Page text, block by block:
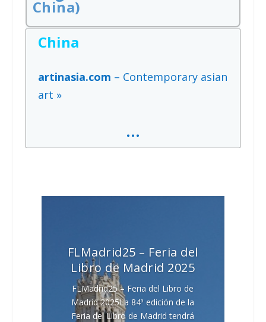
China)
China
artinasia.com – Contemporary asian
art »
…
FLMadrid25 – Feria del
Libro de Madrid 2025
FLMadrid25 – Feria del Libro de
Madrid 2025La 84ª edición de la
Feria del Libro de Madrid tendrá